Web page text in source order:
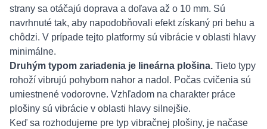
strany sa otáčajú doprava a doľava až o 10 mm. Sú
navrhnuté tak, aby napodobňovali efekt získaný pri behu a
chôdzi. V prípade tejto platformy sú vibrácie v oblasti hlavy
minimálne.
Druhým typom zariadenia je lineárna plošina. Tieto typy
rohoží vibrujú pohybom nahor a nadol. Počas cvičenia sú
umiestnené vodorovne. Vzhľadom na charakter práce
plošiny sú vibrácie v oblasti hlavy silnejšie.
Keď sa rozhodujeme pre typ vibračnej plošiny, je načase